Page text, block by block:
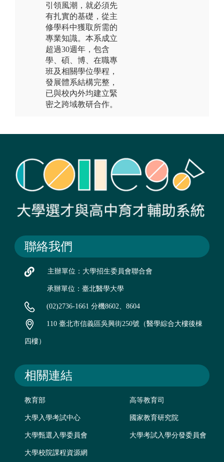
引領風潮，就必須先
有扎實的基礎，從主
修學科中獲取所需的
專業知識。本系成立
超過30週年，包含
學、碩、博、在職專
班及相關學位學程，
發展體系結構完整，
已與校內外均建立緊
密之跨域教研合作。
聯絡我們
主辦單位：大學招生委員會聯合會
承辦單位：臺北醫學大學
(02)2736-1661 分機8602、8604
110 臺北市信義區吳興街250號（醫學綜合大樓後棟
四樓）
相關連結
教育部 高等教育司
大學入學考試中心 國家教育研究院
大學甄選入學委員會 大學考試入學分發委員會
大學校院課程資源網